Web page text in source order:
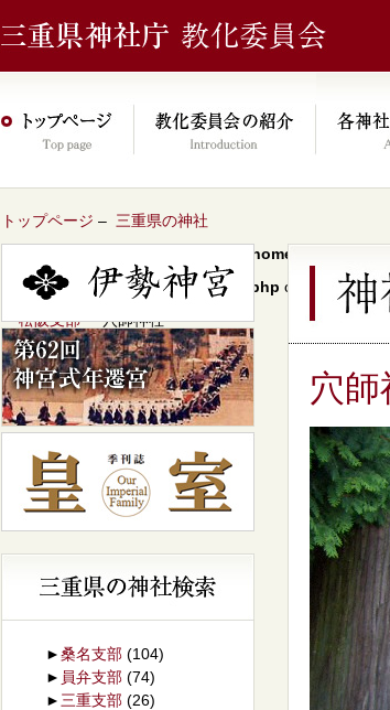
トップページ – 三重県の神社
/home/xs046278/
content/themes/jinja2022/header.php on line
64
–松阪支部– 穴師神社
穴師
►桑名支部 (104)
► 員弁支部 (74)
► 三重支部 (26)